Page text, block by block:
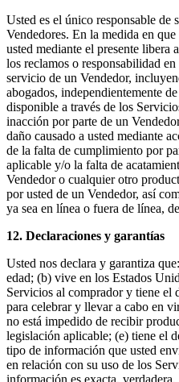
Usted es el único responsable de
Vendedores. En la medida en
usted mediante el presente libera
los reclamos o responsabilidad
servicio de un Vendedor,
abogados, independientemente
disponible a través de los
inacción por parte de un
daño causado a usted mediante
de la falta de cumplimiento por
aplicable y/o la falta de
Vendedor o cualquier otro
por usted de un Vendedor, así
ya sea en línea o fuera de línea,
12. Declaraciones y garantías
Usted nos declara y garantiza
edad; (b) vive en los Estados
Servicios al comprador y tiene el
para celebrar y llevar a cabo en
no está impedido de recibir
legislación aplicable; (e) tiene el
tipo de información que usted
en relación con su uso de los
información es exacta,